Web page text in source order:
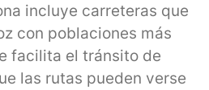
incluye carreteras que
con poblaciones más
facilita el tránsito de
las rutas pueden verse